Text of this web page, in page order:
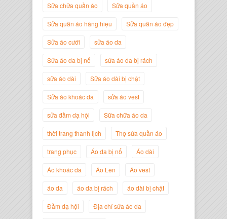
Nguyễn Minh Đức
Giám Đốc Công ty Cây Xanh Gia
Nguyễn
Giám Đốc Công ty Twist Potato
Sửa chữa quần áo Sửa quần áo
Sửa quần áo hàng hiệu Sửa quần áo đẹp
Sửa áo cưới sửa áo da
Sửa áo da bị nổ sửa áo da bị rách
sửa áo dài Sửa áo dài bị chật
Sửa áo khoác da sửa áo vest
sửa đầm dạ hội Sữa chữa áo da
thời trang thanh lịch Thợ sửa quần áo
trang phục Áo da bị nổ Áo dài
Áo khoác da Áo Len Áo vest
áo da áo da bị rách áo dài bị chật
Đầm dạ hội Địa chỉ sửa áo da